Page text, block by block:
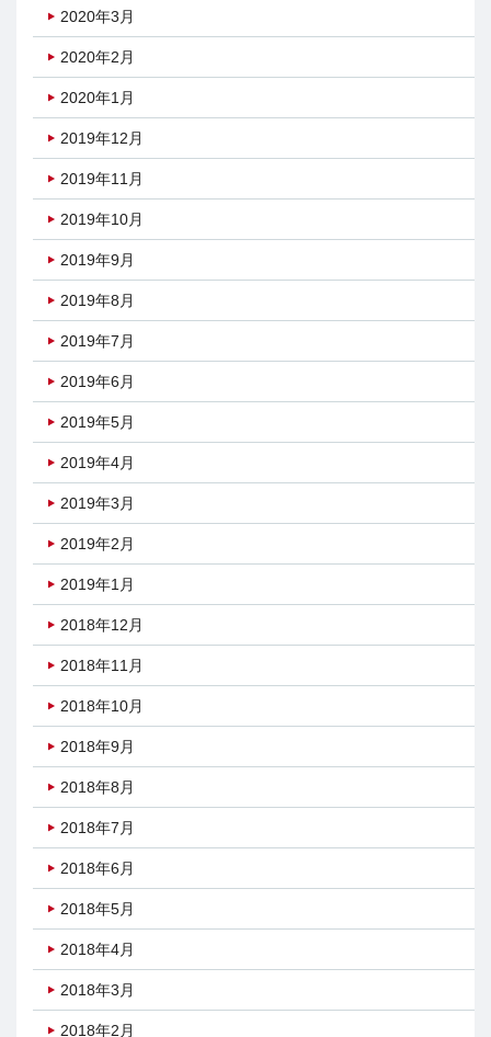
2020年3月
2020年2月
2020年1月
2019年12月
2019年11月
2019年10月
2019年9月
2019年8月
2019年7月
2019年6月
2019年5月
2019年4月
2019年3月
2019年2月
2019年1月
2018年12月
2018年11月
2018年10月
2018年9月
2018年8月
2018年7月
2018年6月
2018年5月
2018年4月
2018年3月
2018年2月